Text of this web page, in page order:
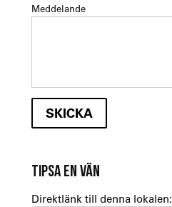
Meddelande
TIPSA EN VÄN
Direktlänk till denna lokalen: